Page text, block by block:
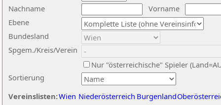
Nachname
Vorname
Ebene
Sortierung
Bundesland
Spgem./Kreis/Verein
Nur "österreichische" Spieler
Vereinslisten:Wien Niederösterreich Burgenland